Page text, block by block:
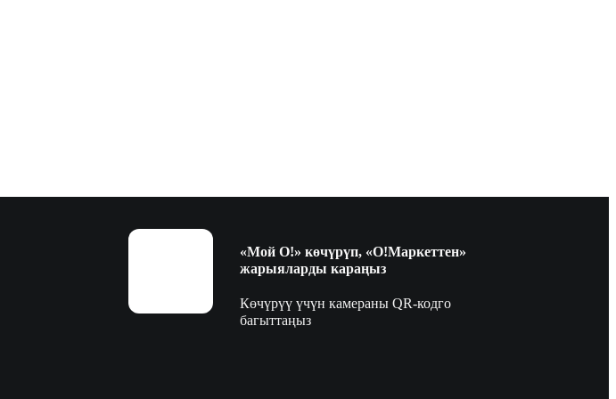
«Мой О!» көчүрүп, «О!Маркеттен»
жарыяларды караңыз
Көчүрүү үчүн камераны QR-кодго
багыттаңыз